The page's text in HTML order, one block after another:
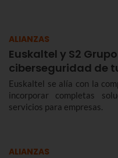
ALIANZAS
Euskaltel y S2
ciberseguridad de
Euskaltel se alía con la
incorporar completas
servicios para empresas.
ALIANZAS